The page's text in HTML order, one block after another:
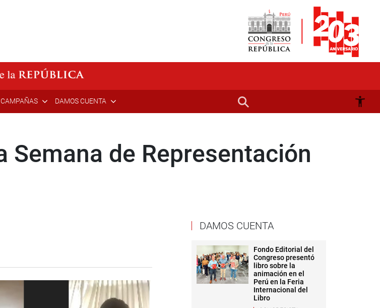
CAMPAÑAS DAMOS CUENTA
Semana de Representación
DAMOS CUENTA
Fondo Editorial del
Congreso presentó
libro sobre la
animación en el
Perú en la Feria
Internacional del
Libro